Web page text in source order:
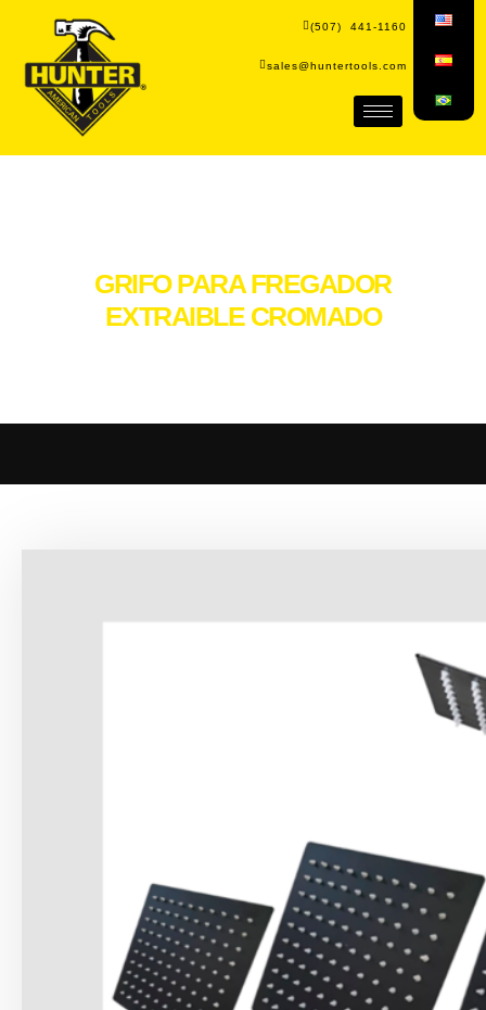
(507) 441-1160
sales@huntertools.com
GRIFO PARA FREGADOR
EXTRAIBLE CROMADO